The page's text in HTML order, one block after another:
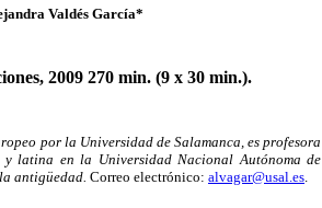
Valdés García*
2009 270 min. (9 x 30 min.).
por la Universidad de Salamanca, es profesora
latina en la Universidad Nacional Autónoma de
antigüedad. Correo electrónico: alvagar@usal.es